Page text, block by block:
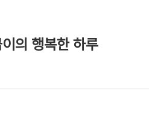
의 행복한 하루